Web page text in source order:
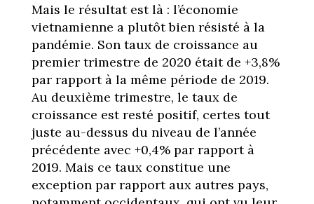
Mais le résultat est là : l’économie
vietnamienne a plutôt bien résisté à la
pandémie. Son taux de croissance au
premier trimestre de 2020 était de +3,8%
par rapport à la même période de 2019.
Au deuxième trimestre, le taux de
croissance est resté positif, certes tout
juste au-dessus du niveau de l’année
précédente avec +0,4% par rapport à
2019. Mais ce taux constitue une
exception par rapport aux autres pays,